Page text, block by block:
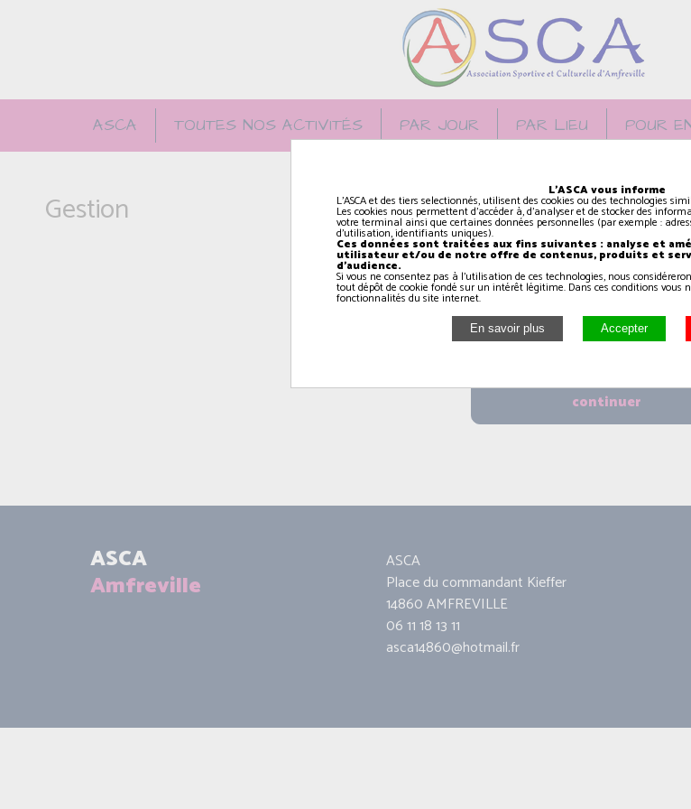
ASCA TOUTES NOS ACTIVITÉS PAR JOUR PAR LIEU POUR
Gestion
ASCA
Amfreville
ASCA
Place du commandant Kieffer
14860 AMFREVILLE
06 11 18 13 11
asca14860@hotmail.fr
L'ASCA vous informe
L'ASCA et des tiers selectionnés, utilisent des cookies ou des technologies
Les cookies nous permettent d'accéder à, d'analyser et de stocker des
votre terminal ainsi que certaines données personnelles (par exemple :
d'utilisation, identifiants uniques).
Ces données sont traitées aux fins suivantes : analyse et
utilisateur et/ou de notre offre de contenus, produits et
d'audience.
Si vous ne consentez pas à l'utilisation de ces technologies, nous
tout dépôt de cookie fondé sur un intérêt légitime. Dans ces conditions vous
fonctionnalités du site internet.